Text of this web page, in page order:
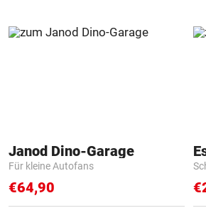
Janod Dino-Garage
Für kleine Autofans
€64,90